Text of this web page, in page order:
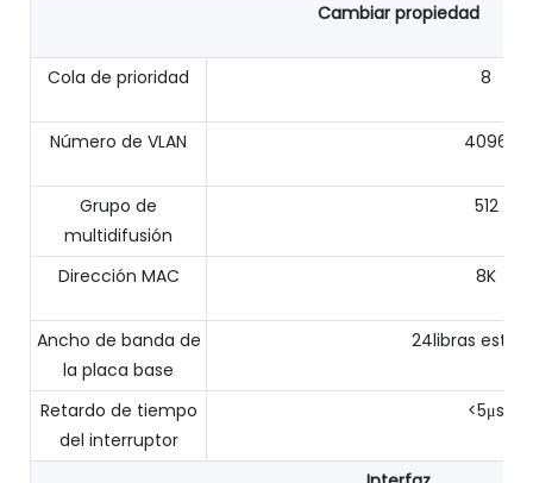
Cambiar propiedad
Cola de prioridad 8
Número de VLAN 4096
Grupo de
multidifusión
512
Dirección MAC 8K
Ancho de banda de
la placa base
24libras
Retardo de tiempo
del interruptor
<5μs